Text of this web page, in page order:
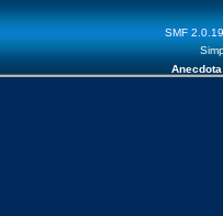
SMF 2.0.19
Anecdota